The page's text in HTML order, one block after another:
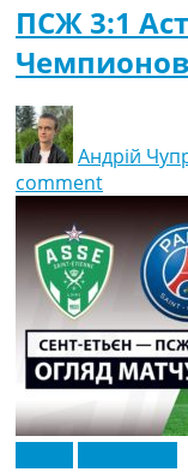
ПСЖ 3:1
Андрій
comment